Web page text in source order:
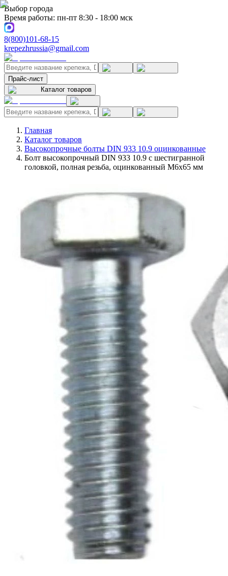
Выбор города
Время работы: пн-пт 8:30 - 18:00 мск
8(800)101-68-15
krepezhrussia@gmail.com
Прайс-лист
Каталог товаров
Главная
Каталог товаров
Высокопрочные болты DIN 933 10.9 оцинкованные
Болт высокопрочный DIN 933 10.9 с шестигранной
головкой, полная резьба, оцинкованный M6x65 мм